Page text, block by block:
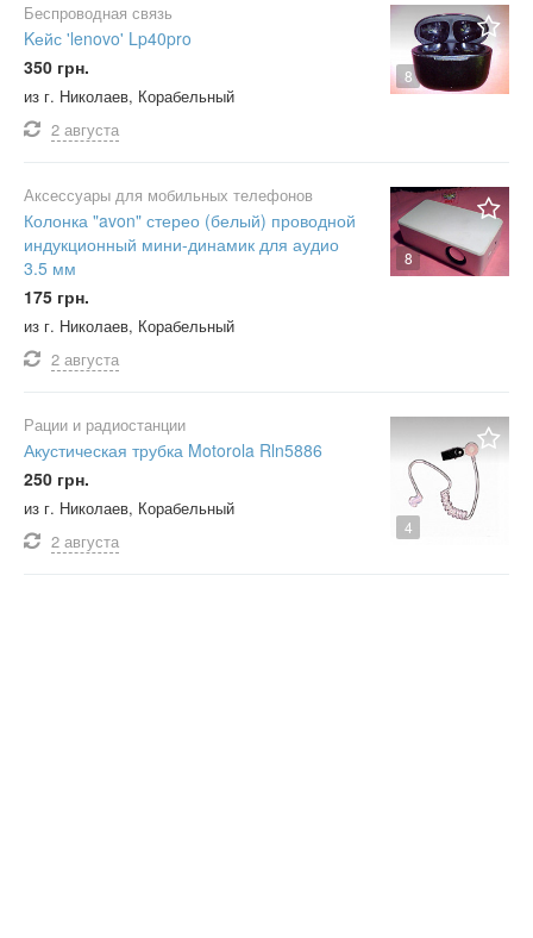
8
Беспроводная связь
Kейс 'lenovo' Lp40pro
350 грн.
из г. Николаев, Корабельный
2 августа
8
Аксессуары для мобильных телефонов
Колонка "avon" стерео (белый) проводной
индукционный мини-динамик для аудио
3.5 мм
175 грн.
из г. Николаев, Корабельный
2 августа
4
Рации и радиостанции
Акустическая трубка Motorola Rln5886
250 грн.
из г. Николаев, Корабельный
2 августа